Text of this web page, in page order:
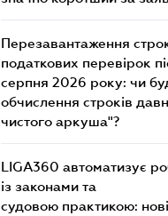
Перезавантаження
податкових перевірок
серпня 2026 року: чи
обчислення строків
чистого аркуша"?
LIGA360 автоматизує
із законами та
судовою практикою: нові